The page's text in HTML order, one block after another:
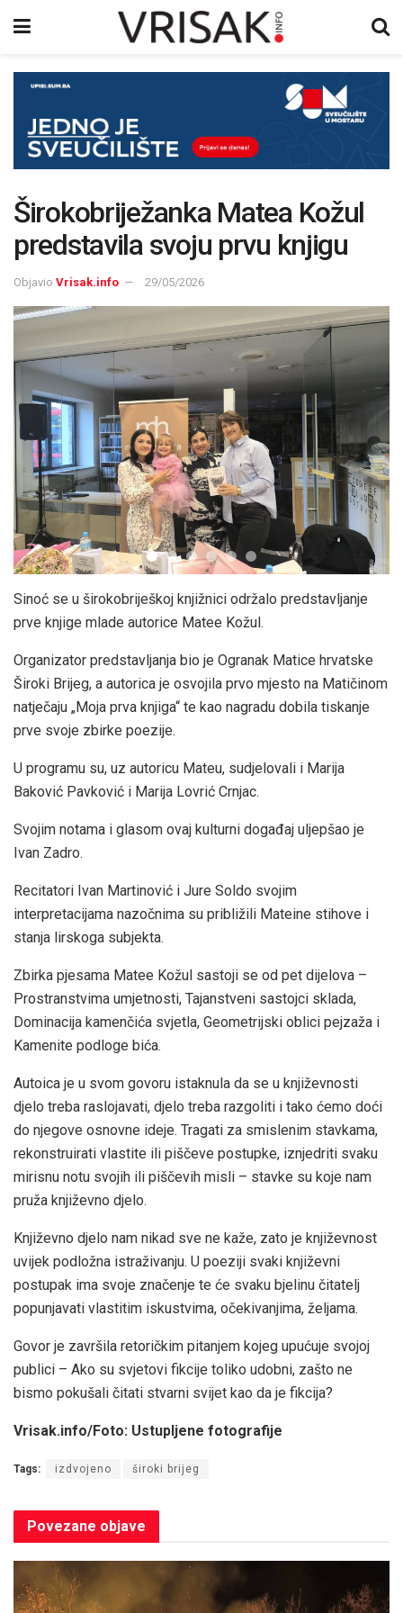
Širokobriježanka Matea Kožul
predstavila svoju prvu knjigu
Objavio Vrisak.info 29/05/2026
Sinoć se u širokobriješkoj knjižnici održalo predstavljanje
prve knjige mlade autorice Matee Kožul.
Organizator predstavljanja bio je Ogranak Matice hrvatske
Široki Brijeg, a autorica je osvojila prvo mjesto na Matičinom
natječaju „Moja prva knjiga“ te kao nagradu dobila tiskanje
prve svoje zbirke poezije.
U programu su, uz autoricu Mateu, sudjelovali i Marija
Baković Pavković i Marija Lovrić Crnjac.
Svojim notama i glasom ovaj kulturni događaj uljepšao je
Ivan Zadro.
Recitatori Ivan Martinović i Jure Soldo svojim
interpretacijama nazočnima su približili Mateine stihove i
stanja lirskoga subjekta.
Zbirka pjesama Matee Kožul sastoji se od pet dijelova –
Prostranstvima umjetnosti, Tajanstveni sastojci sklada,
Dominacija kamenčića svjetla, Geometrijski oblici pejzaža i
Kamenite podloge bića.
Autoica je u svom govoru istaknula da se u književnosti
djelo treba raslojavati, djelo treba razgoliti i tako ćemo doći
do njegove osnovne ideje. Tragati za smislenim stavkama,
rekonstruirati vlastite ili piščeve postupke, iznjedriti svaku
mirisnu notu svojih ili piščevih misli – stavke su koje nam
pruža književno djelo.
Književno djelo nam nikad sve ne kaže, zato je književnost
uvijek podložna istraživanju. U poeziji svaki književni
postupak ima svoje značenje te će svaku bjelinu čitatelj
popunjavati vlastitim iskustvima, očekivanjima, željama.
Govor je završila retoričkim pitanjem kojeg upućuje svojoj
publici – Ako su svjetovi fikcije toliko udobni, zašto ne
bismo pokušali čitati stvarni svijet kao da je fikcija?
Vrisak.info/Foto: Ustupljene fotografije
Tags: izdvojeno široki brijeg
Povezane objave